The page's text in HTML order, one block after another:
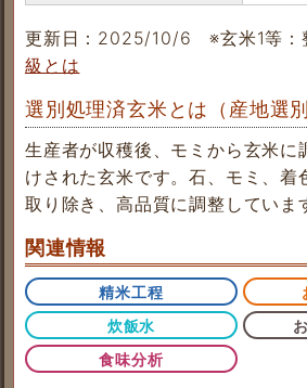
更新日：2025/10/6※玄米1等
級とは
選別処理済玄米とは（産地選別
生産者が収穫後、モミから玄米に
けされた玄米です。石、モミ、着
取り除き、高品質に調整していま
関連情報
精米工程
炊飯水
食味分析